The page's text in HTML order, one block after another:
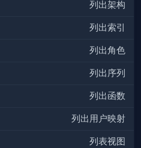
列出架构
列出索引
列出角色
列出序列
列出函数
列出用户映射
列表视图